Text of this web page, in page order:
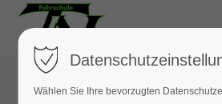
Wählen Sie Ihre bevorzugten